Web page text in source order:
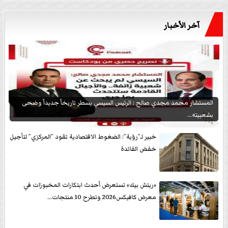
آخر الأخبار
المستشار محمد مجدي صالح : الرئيس السيسي يسطر تاريخاً جديداً وضحى
بشعبيته...
خبير لـ”رؤية”: الضغوط الاقتصادية تقود ”المركزي” لتأجيل
خفض الفائدة
«ريتش بيك» تستعرض أحدث ابتكارات المخبوزات في
معرض كافيكس2026 وتطرح 10 منتجات...